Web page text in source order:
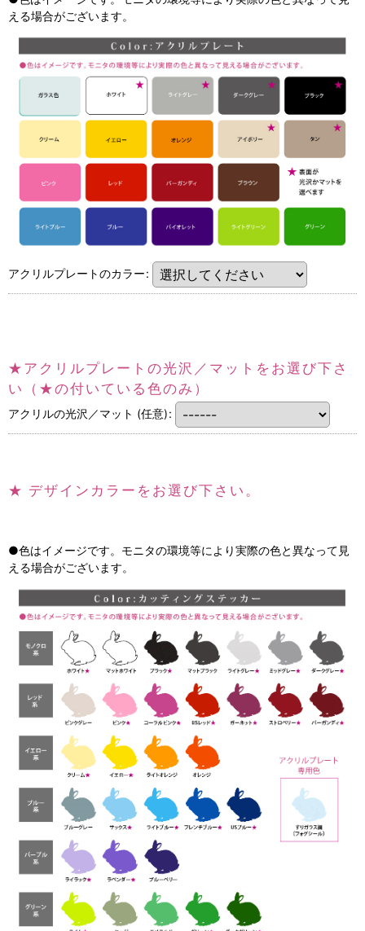
える場合がございます。
アクリルプレートのカラー:
★アクリルプレートの光沢／マットをお選び下さ
い（★の付いている色のみ）
アクリルの光沢／マット (任意):
★ デザインカラーをお選び下さい。
●色はイメージです。モニタの環境等により実際の色と異なって見
える場合がございます。